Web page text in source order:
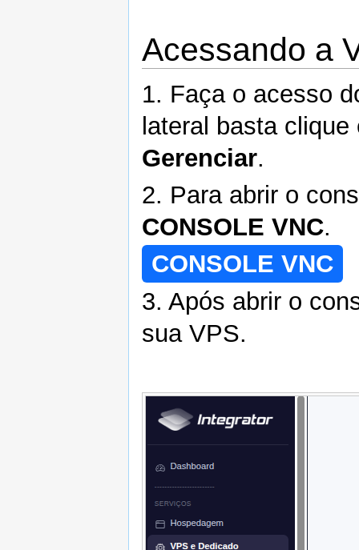
Acessando a
1. Faça o acesso
lateral basta
Gerenciar.
2. Para abrir o
CONSOLE VNC.
CONSOLE VNC
3. Após abrir o
sua VPS.